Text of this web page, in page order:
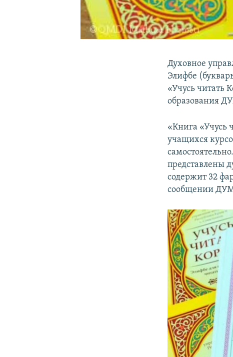
Духовное
Элифбе
«Учусь читать
образования
«Книга «Учусь
учащихся
представлены
содержит 32
сообщении